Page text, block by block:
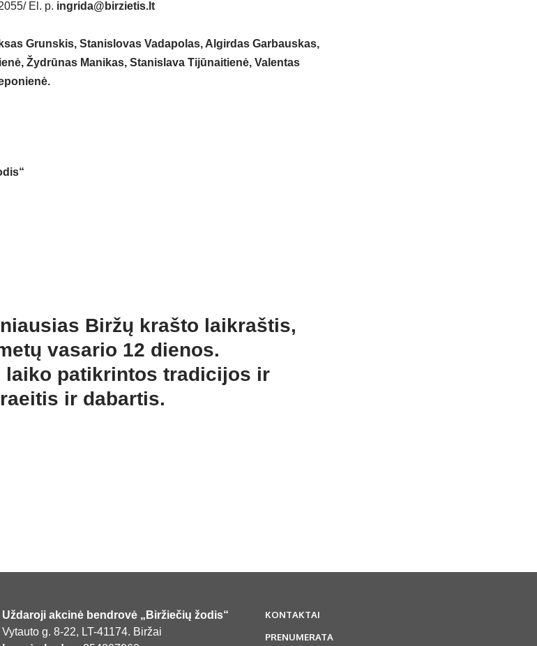
El. p. ingrida@birzietis.lt
Grunskis, Stanislovas Vadapolas, Algirdas Garbauskas,
Žydrūnas Manikas, Stanislava Tijūnaitienė, Valentas
Biržų krašto laikraštis,
vasario 12 dienos.
laiko patikrintos tradicijos ir
ir dabartis.
Uždaroji akcinė bendrovė „Biržiečių žodis“
Vytauto g. 8-22, LT-41174. Biržai
KONTAKTAI
PRENUMERATA